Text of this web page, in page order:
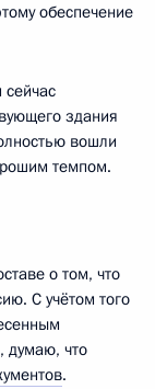
обеспечение
здания
вошли
темпом.
о том, что
С учётом того
думаю, что
.